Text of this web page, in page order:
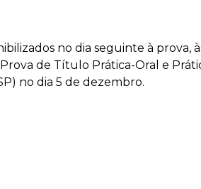
no dia seguinte à prova,
de Título Prática-Oral e
no dia 5 de dezembro.